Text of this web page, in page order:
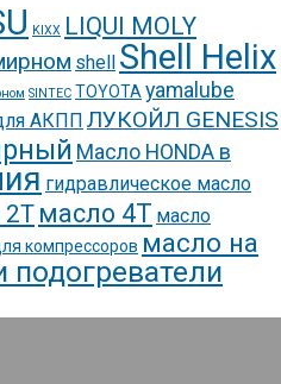
KIXX LIQUI MOLY
shell Shell Helix
SINTEC TOYOTA yamalube
АКПП ЛУКОЙЛ GENESIS
Масло HONDA в
гидравлическое масло
2Т масло 4Т масло
компрессоров масло на
подогреватели